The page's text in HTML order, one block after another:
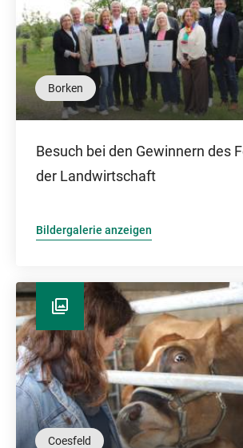
Borken
Besuch bei den Gewinnern des
der Landwirtschaft
Bildergalerie anzeigen
Coesfeld